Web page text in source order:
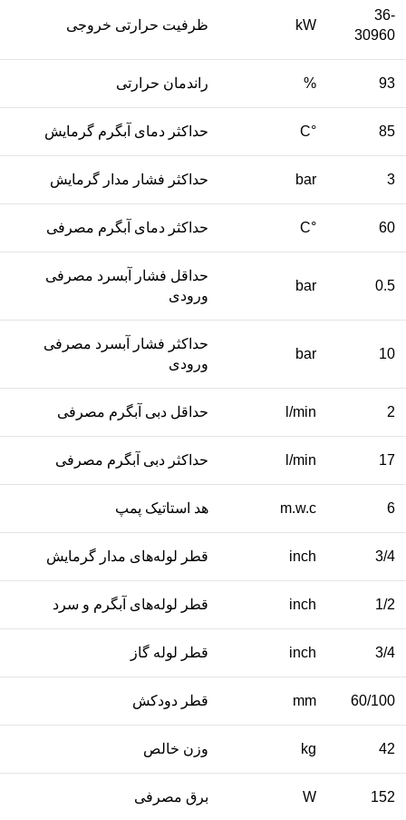
36-
30960
kW ظرفیت حرارتی خروجی
93
% راندمان حرارتی
85
°C حداکثر دمای آبگرم گرمایش
3
bar حداکثر فشار مدار گرمایش
60
°C حداکثر دمای آبگرم مصرفی
0.5
bar
حداقل فشار آبسرد مصرفی
ورودی
10
bar
حداکثر فشار آبسرد مصرفی
ورودی
2
l/min حداقل دبی آبگرم مصرفی
17
l/min حداکثر دبی آبگرم مصرفی
6
m.w.c هد استاتیک پمپ
3/4
inch قطر لوله‌های مدار گرمایش
1/2
inch قطر لوله‌های آبگرم و سرد
3/4
inch قطر لوله گاز
60/100
mm قطر دودکش
42
kg وزن خالص
152
W برق مصرفی